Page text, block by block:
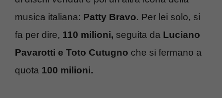
musica italiana: Patty Bravo. Per lei solo, si
fa per dire, 110 milioni, seguita da Luciano
Pavarotti e Toto Cutugno che si fermano a
quota 100 milioni.